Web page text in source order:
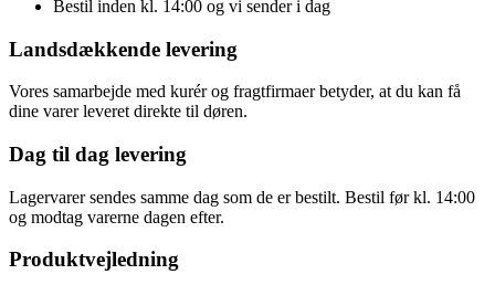
Bestil inden kl. 14:00 og vi sender i dag
Landsdækkende levering
Vores samarbejde med kurér og fragtfirmaer betyder, at du kan få
dine varer leveret direkte til døren.
Dag til dag levering
Lagervarer sendes samme dag som de er bestilt. Bestil før kl. 14:00
og modtag varerne dagen efter.
Produktvejledning